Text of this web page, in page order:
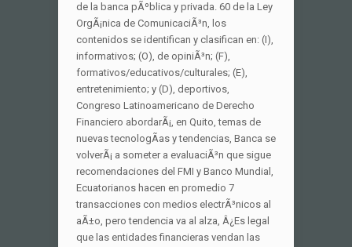
de la banca pÃºblica y privada. 60 de la Ley
OrgÃ¡nica de ComunicaciÃ³n, los
contenidos se identifican y clasifican en: (I),
informativos; (O), de opiniÃ³n; (F),
formativos/educativos/culturales; (E),
entretenimiento; y (D), deportivos,
Congreso Latinoamericano de Derecho
Financiero abordarÃ¡, en Quito, temas de
nuevas tecnologÃ­as y tendencias, Banca se
volverÃ¡ a someter a evaluaciÃ³n que sigue
recomendaciones del FMI y Banco Mundial,
Ecuatorianos hacen en promedio 7
transacciones con medios electrÃ³nicos al
aÃ±o, pero tendencia va al alza, Â¿Es legal
que las entidades financieras vendan las